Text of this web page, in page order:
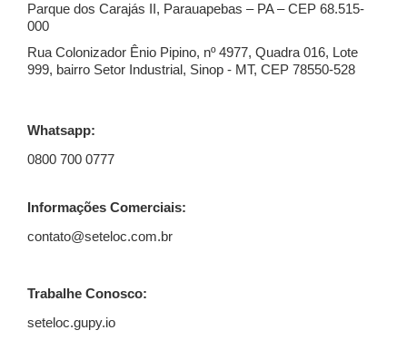
Parque dos Carajás II, Parauapebas – PA – CEP 68.515-
000
Rua Colonizador Ênio Pipino, nº 4977, Quadra 016, Lote
999, bairro Setor Industrial, Sinop - MT, CEP 78550-528
Whatsapp:
0800 700 0777
Informações Comerciais:
contato@seteloc.com.br
Trabalhe Conosco:
seteloc.gupy.io